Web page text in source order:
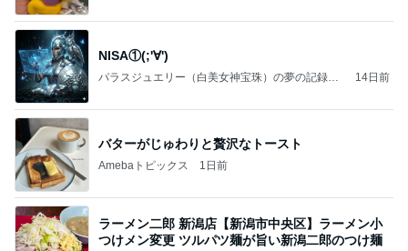
NISA①(;'∀')
パラスジュエリー（白美女神宝珠）の夢の記録
14日前
バターがじゅわりと贅沢なトースト
Amebaトピックス 1日前
ラーメン二郎 新潟店【新潟市中央区】ラーメン小
つけメン変更 ツルパツ麺が旨い新潟二郎のつけ麺